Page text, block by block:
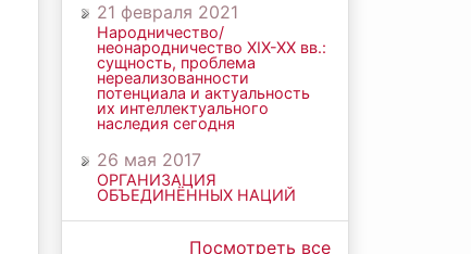
21 февраля 2021
Народничество/
неонародничество ХIХ-ХХ вв.:
сущность, проблема
нереализованности
потенциала и актуальность
их интеллектуального
наследия сегодня
26 мая 2017
ОРГАНИЗАЦИЯ
ОБЪЕДИНЁННЫХ НАЦИЙ
Посмотреть все